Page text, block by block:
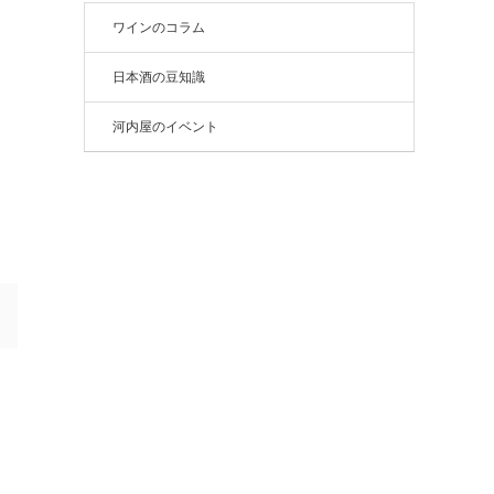
ワインのコラム
日本酒の豆知識
河内屋のイベント